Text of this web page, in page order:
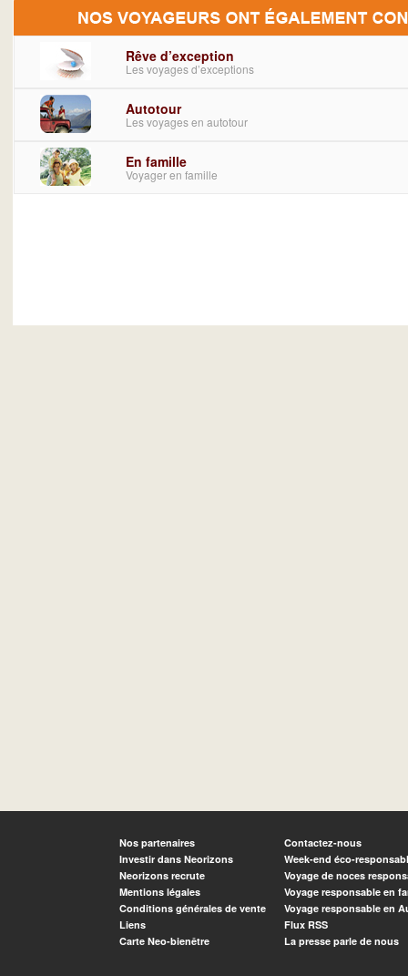
Rêve d’exception
Les voyages d’exceptions
Autotour
Les voyages en autotour
En famille
Voyager en famille
Nos partenaires
Investir dans Neorizons
Neorizons recrute
Mentions légales
Conditions générales de vente
Liens
Carte Neo-bienêtre
Contactez-nous
Week-end éco-
Voyage de noces
Voyage responsable en
Voyage responsable en
Flux RSS
La presse parle de nous